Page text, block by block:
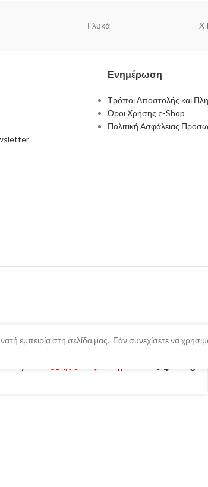
Γλυκά
Ενημέρωση
Τρόποι Αποστολής και
Όροι Χρήσης e-Shop
Πολιτική Ασφάλειας
εμπειρία στη σελίδα μας. Εάν συνεχίσετε να